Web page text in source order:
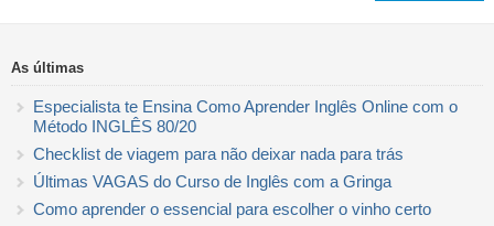
As últimas
Especialista te Ensina Como Aprender Inglês Online com o
Método INGLÊS 80/20
Checklist de viagem para não deixar nada para trás
Últimas VAGAS do Curso de Inglês com a Gringa
Como aprender o essencial para escolher o vinho certo